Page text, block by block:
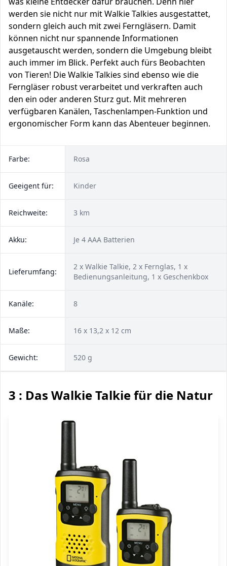
werden sie nicht nur mit Walkie Talkies ausgestattet,
sondern gleich auch mit zwei Ferngläsern. Damit
können nicht nur spannende Informationen
ausgetauscht werden, sondern die Umgebung bleibt
auch immer im Blick. Perfekt auch fürs Beobachten
von Tieren! Die Walkie Talkies sind ebenso wie die
Ferngläser robust verarbeitet und verkraften auch
den ein oder anderen Sturz gut. Mit mehreren
verfügbaren Kanälen, Taschenlampen-Funktion und
ergonomischer Form kann das Abenteuer beginnen.
Farbe: Rosa
Geeigent für: Kinder
Reichweite: 3 km
Akku: Je 4 AAA Batterien
Lieferumfang:
2 x Walkie Talkie, 2 x Fernglas, 1 x
Bedienungsanleitung, 1 x Geschenkbox
Kanäle: 8
Maße: 16 x 13,2 x 12 cm
Gewicht: 520 g
3 : Das Walkie Talkie für die Natur